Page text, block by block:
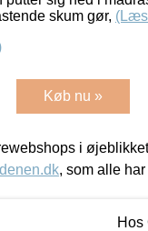
skum gør,
Køb nu »
i
, som alle
Hos